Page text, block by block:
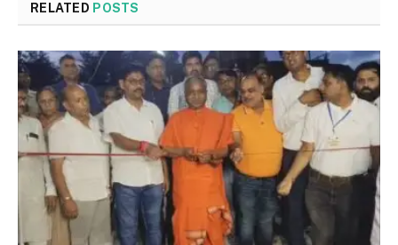
RELATED POSTS